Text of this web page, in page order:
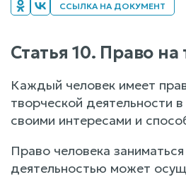
ССЫЛКА НА ДОКУМЕНТ
Статья 10. Право на
Каждый человек имеет
творческой деятельности
своими интересами и
Право человека
деятельностью может